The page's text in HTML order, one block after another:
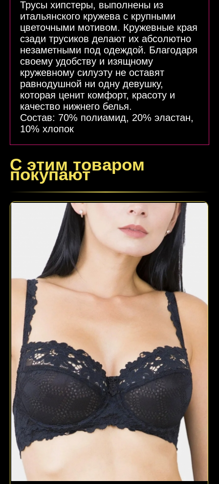
Трусы хипстеры, выполнены из
итальянского кружева с крупными
цветочными мотивом. Кружевные края
сзади трусиков делают их абсолютно
незаметными под одеждой. Благодаря
своему удобству и изящному
кружевному силуэту не оставят
равнодушной ни одну девушку,
которая ценит комфорт, красоту и
качество нижнего белья.
Состав: 70% полиамид, 20% эластан,
10% хлопок
С этим товаром
покупают
Подробнее
Подробнее